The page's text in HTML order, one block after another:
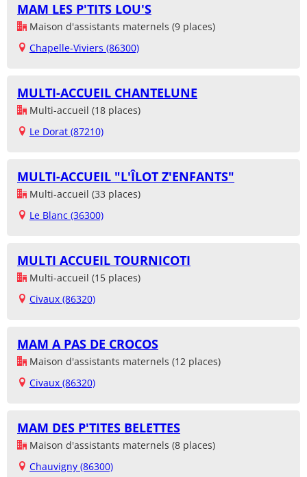
MAM LES P'TITS LOU'S
Maison d'assistants maternels (9 places)
Chapelle-Viviers (86300)
MULTI-ACCUEIL CHANTELUNE
Multi-accueil (18 places)
Le Dorat (87210)
MULTI-ACCUEIL "L'ÎLOT Z'ENFANTS"
Multi-accueil (33 places)
Le Blanc (36300)
MULTI ACCUEIL TOURNICOTI
Multi-accueil (15 places)
Civaux (86320)
MAM A PAS DE CROCOS
Maison d'assistants maternels (12 places)
Civaux (86320)
MAM DES P'TITES BELETTES
Maison d'assistants maternels (8 places)
Chauvigny (86300)